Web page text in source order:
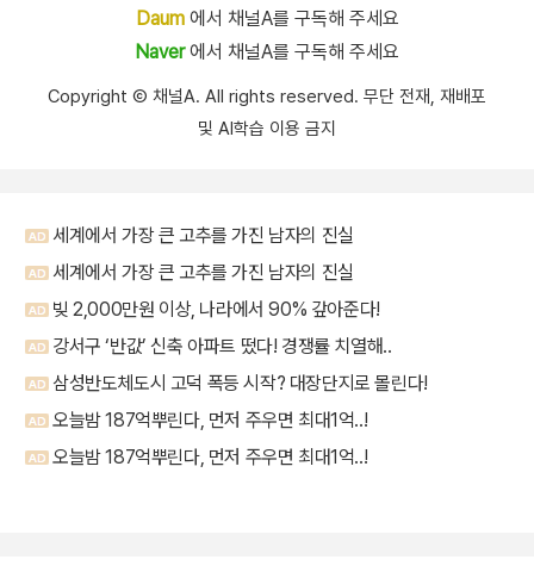
Daum에서 채널A를 구독해 주세요
Naver에서 채널A를 구독해 주세요
Copyright Ⓒ 채널A. All rights reserved. 무단 전재, 재배포
및 AI학습 이용 금지